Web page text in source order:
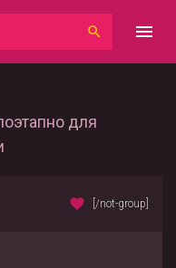
для
[/not-group]